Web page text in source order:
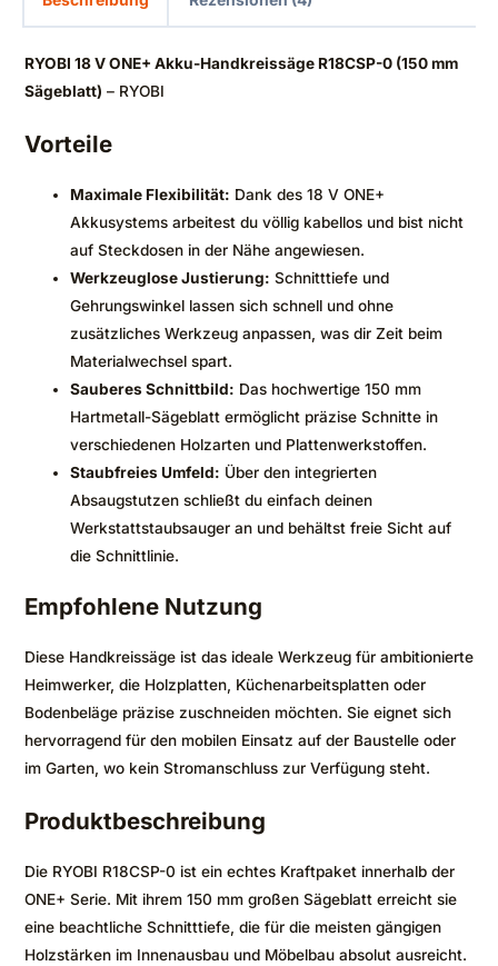
RYOBI 18 V ONE+ Akku-Handkreissäge R18CSP-0 (150 mm
Sägeblatt) – RYOBI
Vorteile
Maximale Flexibilität: Dank des 18 V ONE+
Akkusystems arbeitest du völlig kabellos und bist nicht
auf Steckdosen in der Nähe angewiesen.
Werkzeuglose Justierung: Schnitttiefe und
Gehrungswinkel lassen sich schnell und ohne
zusätzliches Werkzeug anpassen, was dir Zeit beim
Materialwechsel spart.
Sauberes Schnittbild: Das hochwertige 150 mm
Hartmetall-Sägeblatt ermöglicht präzise Schnitte in
verschiedenen Holzarten und Plattenwerkstoffen.
Staubfreies Umfeld: Über den integrierten
Absaugstutzen schließt du einfach deinen
Werkstattstaubsauger an und behältst freie Sicht auf
die Schnittlinie.
Empfohlene Nutzung
Diese Handkreissäge ist das ideale Werkzeug für ambitionierte
Heimwerker, die Holzplatten, Küchenarbeitsplatten oder
Bodenbeläge präzise zuschneiden möchten. Sie eignet sich
hervorragend für den mobilen Einsatz auf der Baustelle oder
im Garten, wo kein Stromanschluss zur Verfügung steht.
Produktbeschreibung
Die RYOBI R18CSP-0 ist ein echtes Kraftpaket innerhalb der
ONE+ Serie. Mit ihrem 150 mm großen Sägeblatt erreicht sie
eine beachtliche Schnitttiefe, die für die meisten gängigen
Holzstärken im Innenausbau und Möbelbau absolut ausreicht.